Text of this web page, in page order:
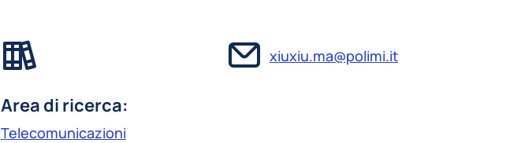
Area di ricerca:
Telecomunicazioni
xiuxiu.ma@polimi.it